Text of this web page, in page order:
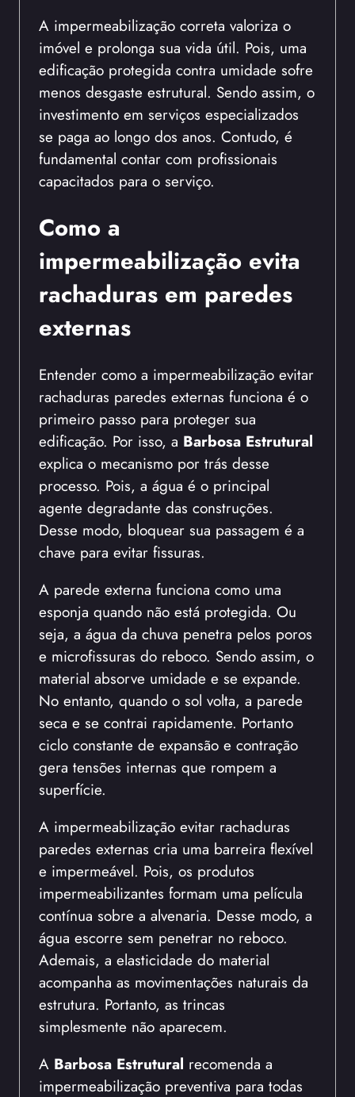
A impermeabilização correta valoriza o
imóvel e prolonga sua vida útil. Pois, uma
edificação protegida contra umidade sofre
menos desgaste estrutural. Sendo assim, o
investimento em serviços especializados
se paga ao longo dos anos. Contudo, é
fundamental contar com profissionais
capacitados para o serviço.
Como a
impermeabilização evita
rachaduras em paredes
externas
Entender como a impermeabilização evitar
rachaduras paredes externas funciona é o
primeiro passo para proteger sua
edificação. Por isso, a Barbosa Estrutural
explica o mecanismo por trás desse
processo. Pois, a água é o principal
agente degradante das construções.
Desse modo, bloquear sua passagem é a
chave para evitar fissuras.
A parede externa funciona como uma
esponja quando não está protegida. Ou
seja, a água da chuva penetra pelos poros
e microfissuras do reboco. Sendo assim, o
material absorve umidade e se expande.
No entanto, quando o sol volta, a parede
seca e se contrai rapidamente. Portanto
ciclo constante de expansão e contração
gera tensões internas que rompem a
superfície.
A impermeabilização evitar rachaduras
paredes externas cria uma barreira flexível
e impermeável. Pois, os produtos
impermeabilizantes formam uma película
contínua sobre a alvenaria. Desse modo, a
água escorre sem penetrar no reboco.
Ademais, a elasticidade do material
acompanha as movimentações naturais da
estrutura. Portanto, as trincas
simplesmente não aparecem.
A Barbosa Estrutural recomenda a
impermeabilização preventiva para todas